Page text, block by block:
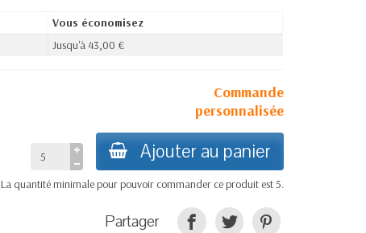
Vous économisez
Jusqu'à 43,00 €
Commande
personnalisée
Ajouter au panier
La quantité minimale pour pouvoir commander ce produit est 5.
Partager